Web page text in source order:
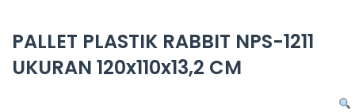
PALLET PLASTIK RABBIT NPS-1211
UKURAN 120x110x13,2 CM